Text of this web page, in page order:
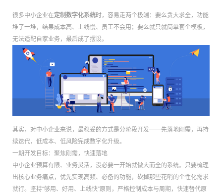
很多中小企业在定制数字化系统时，容易走两个极端：要么贪大求全，功能
堆了一堆，结果成本高、上线慢、员工不会用；要么就只就简单套个模板，
无法适配自家业务，最后成了摆设。
其实，对中小企业来说，最稳妥的方式是分阶段开发——先落地刚需，再持
续迭代，低成本、低风险完成数字化升级。
一期开发目标：聚焦刚需，快速落地
中小企业预算有限、业务灵活，没必要一开始就做大而全的系统。只要梳理
出核心业务痛点，优先实现高频、必备的功能，砍掉那些花哨的个性化需求
就行。坚持“够用、好用、上线快”原则，严格控制成本与周期，快速替代原